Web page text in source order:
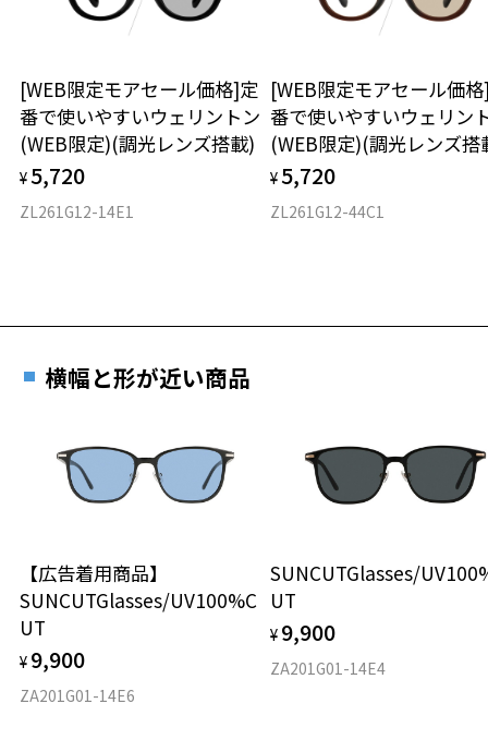
使用上の注意：高温のところに置いたり、傷をつけるような金属と一
材質
フロント素材：ステンレス
[WEB限定モアセール価格]定
番で使いやすいウェリントン
(WEB限定)(調光レンズ搭載)
¥ 5,720
ZL261G12-14E1
[WEB限定モアセール価
番で使いやすいウェリン
(WEB限定)(調光レンズ搭
¥ 5,720
ZL261G12-44C1
横幅と形が近い商品
【広告着用商品】
SUNCUTGlasses/UV100%C
UT
¥ 9,900
ZA201G01-14E6
SUNCUTGlasses/
UT
¥ 9,900
ZA201G01-14E4